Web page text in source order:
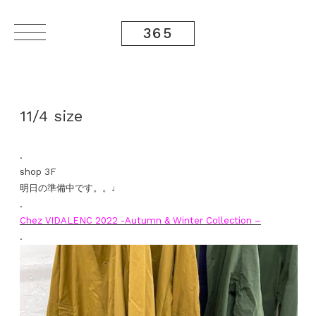
365
11/4 size
.
shop 3F
明日の準備中です。。♩
.
Chez VIDALENC 2022 -Autumn & Winter Collection –
.